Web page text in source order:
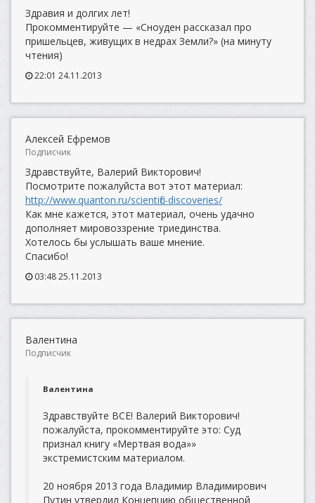
Здравия и долгих лет!
Прокомментируйте — «Сноуден рассказал про
пришельцев, живущих в недрах Земли?» (на минуту
чтения)
22:01 24.11.2013
Алексей Ефремов
Подписчик
Здравствуйте, Валерий Викторович!
Посмотрите пожалуйста вот этот материал:
http://www.quanton.ru/scientific-discoveries/
Как мне кажется, этот материал, очень удачно
дополняет мировоззрение триединства.
Хотелось бы услышать ваше мнение.
Спасибо!
03:48 25.11.2013
Валентина
Подписчик
Валентина
Здравствуйте ВСЕ! Валерий Викторович!
пожалуйста, прокомментируйте это: Суд
признал книгу «Мертвая вода»»
экстремистским материалом.
20 ноября 2013 года Владимир Владимирович
Путин утвердил Концепцию общественной